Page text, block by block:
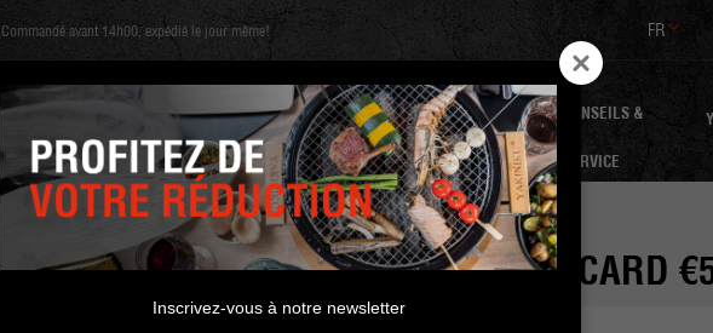
Commandé avant 14h00, expédié le jour même! FR
ACCESSOIRES CHARBON ET
BOIS
ÉPICES INSPIRATION CONSEILS &
SERVICE
YAKINIKU GIFTCARD
Inscrivez-vous à notre newsletter